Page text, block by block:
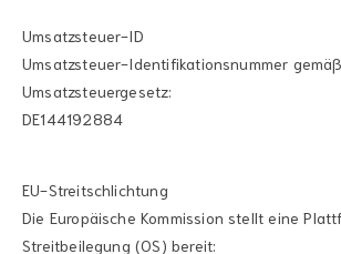
Umsatzsteuer-ID
Umsatzsteuer-Identifikationsnummer
Umsatzsteuergesetz:
DE144192884
EU-Streitschlichtung
Die Europäische Kommission stellt eine
Streitbeilegung (OS) bereit: